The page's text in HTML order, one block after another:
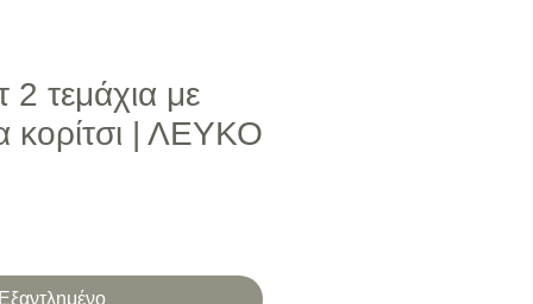
2 τεμάχια με
κορίτσι | ΛΕΥΚΟ